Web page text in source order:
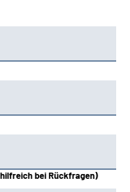
bei Rückfragen)